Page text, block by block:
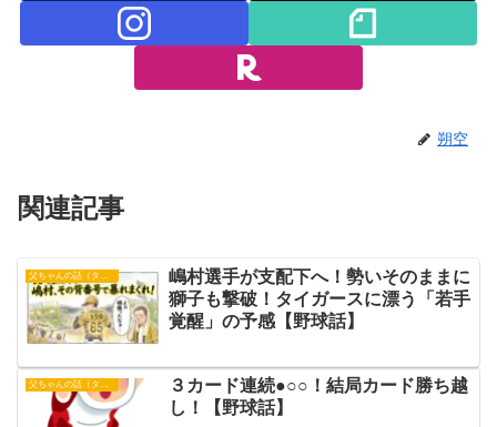
朔空
関連記事
父ちゃんの話（タイガース）
嶋村選手が支配下へ！勢いそのままに
獅子も撃破！タイガースに漂う「若手
覚醒」の予感【野球話】
父ちゃんの話（タイガース）
３カード連続●○○！結局カード勝ち越
し！【野球話】